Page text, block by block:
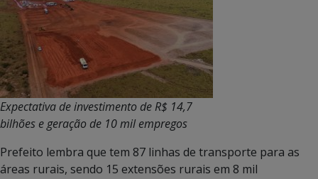
Expectativa de investimento de R$ 14,7
bilhões e geração de 10 mil empregos
Prefeito lembra que tem 87 linhas de transporte para as
áreas rurais, sendo 15 extensões rurais em 8 mil